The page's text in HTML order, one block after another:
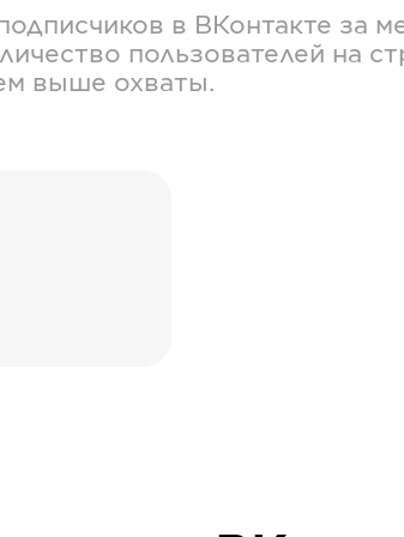
в ВКонтакте за
пользователей на
выше охваты.